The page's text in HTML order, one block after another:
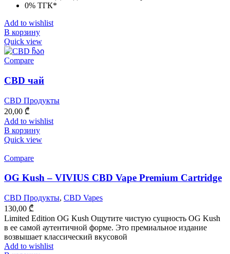
0% ТГК*
Add to wishlist
В корзину
Quick view
Compare
CBD чай
CBD Продукты
20,00 ₾
Add to wishlist
В корзину
Quick view
Compare
OG Kush – VIVIUS CBD Vape Premium Cartridge
CBD Продукты, CBD Vapes
130,00 ₾
Limited Edition OG Kush Ощутите чистую сущность OG Kush
в ее самой аутентичной форме. Это премиальное издание
возвышает классический вкусовой
Add to wishlist